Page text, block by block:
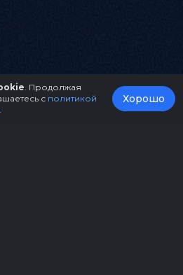
. Продолжая
с политикой
Хорошо